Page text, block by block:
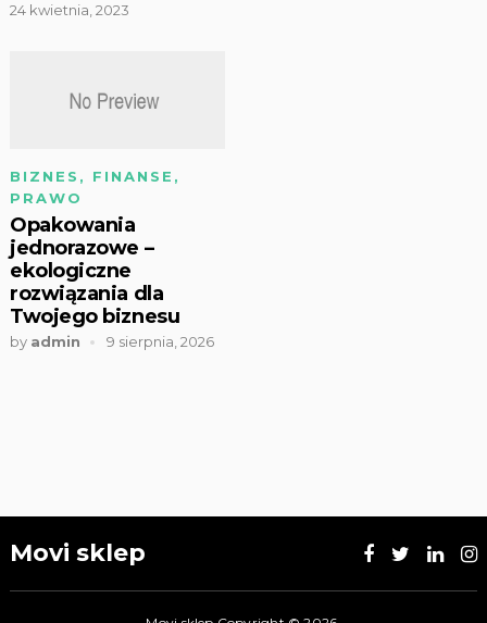
24 kwietnia, 2023
BIZNES, FINANSE,
PRAWO
Opakowania
jednorazowe –
ekologiczne
rozwiązania dla
Twojego biznesu
by admin 9 sierpnia, 2026
Movi sklep